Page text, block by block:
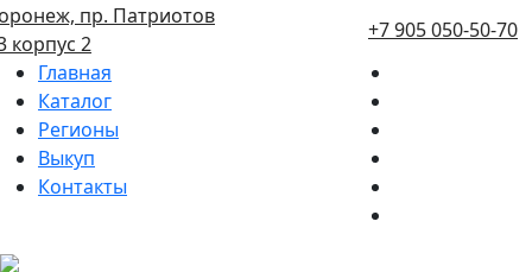
пр. Патриотов
корпус 2
+7 905 050-50-70
Главная
Каталог
Регионы
Выкуп
Контакты